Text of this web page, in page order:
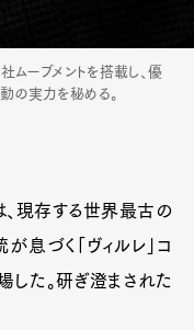
ムーブメントを搭載し、優
の実力を秘める。
現存する世界最古の
息づく「ヴィルレ」コ
した。研ぎ澄まされた